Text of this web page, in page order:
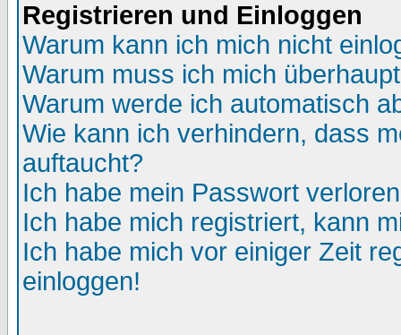
Registrieren und Einloggen
Warum kann ich mich nicht
Warum muss ich mich
Warum werde ich automatisch
Wie kann ich verhindern, dass
auftaucht?
Ich habe mein Passwort
Ich habe mich registriert, kann
Ich habe mich vor einiger Zeit
einloggen!